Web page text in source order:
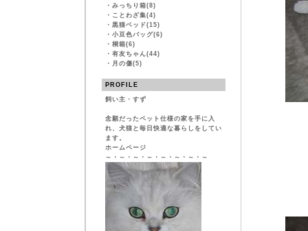
・ みっちり箱(8)
・ ことわざ集(4)
・ 黒猫ベッド(15)
・ 小豆色バッグ(6)
・ 桐箱(6)
・ 有友ちゃん(44)
・ 月の傷(5)
PROFILE
飼い主・すず
念願だったペット仕様の家を手に入
れ、犬猫と毎日快適な暮らしをしてい
ます。
ホームページ
～・～・～・～・～・～・～・～